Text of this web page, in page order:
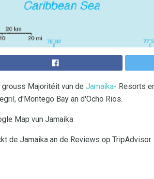
grouss Majoritéit vun de Jamaika- Resorts
d'Montego Bay an d'Ocho Rios.
Map vun Jamaika
de Jamaika an de Reviews op TripAdvisor